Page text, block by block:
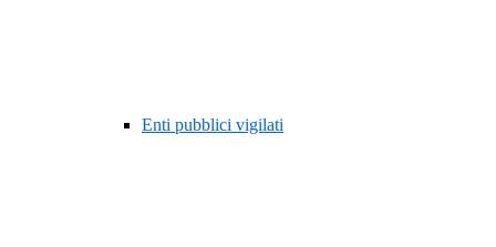
Enti pubblici vigilati